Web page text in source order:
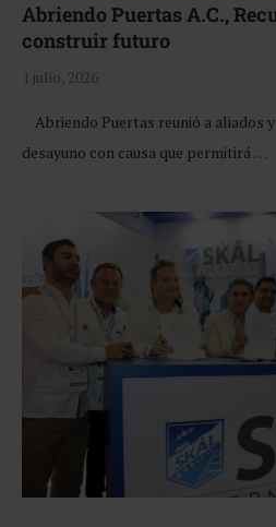
Abriendo Puertas A.C.,
construir futuro
1 julio, 2026
Abriendo Puertas reunió a aliados
desayuno con causa que permitirá …